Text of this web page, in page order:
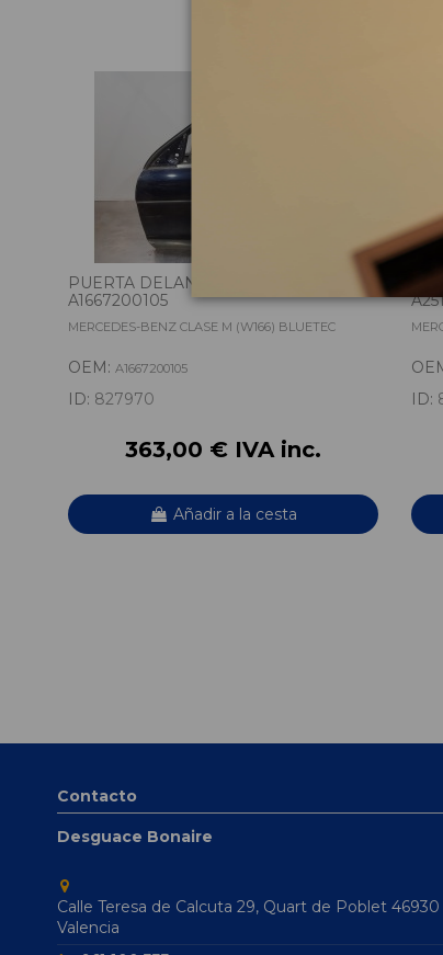
PUERTA DELANTERA IZQUIERDA
A1667200105
MERCEDES-BENZ CLASE M (W166) BLUETEC
OEM: A1667200105
ID: 827970
363,00 € IVA inc.
Añadir a la cesta
ID:
Contacto
Desguace Bonaire
Calle Teresa de Calcuta 29, Quart de Poblet 46930
Valencia